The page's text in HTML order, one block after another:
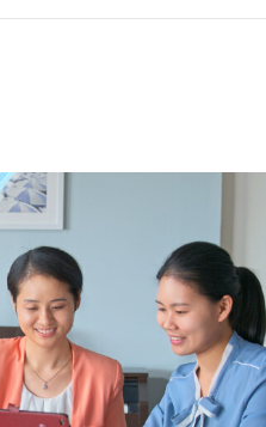
빛을 얻을 것이고, 생명이
성품 변화에 어떤 부담도
지 반성하는 것은 언제 어
속에서 일어나는 일로, 업
에 달려 있다. 진리를 사랑
다. 오직 진리를 추구하는
며, 어떻게 진리를 구해 문
과정이다. 본분을 이행하면
은 문제를 해결할 것이고,
이행함에 있어 진실한 체